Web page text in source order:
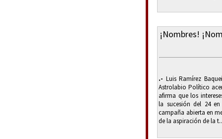
¡Nombres!
.- Luis Ramírez
Astrolabio Político
afirma que los
la sucesión del 24
campaña abierta en
de la aspiración de la